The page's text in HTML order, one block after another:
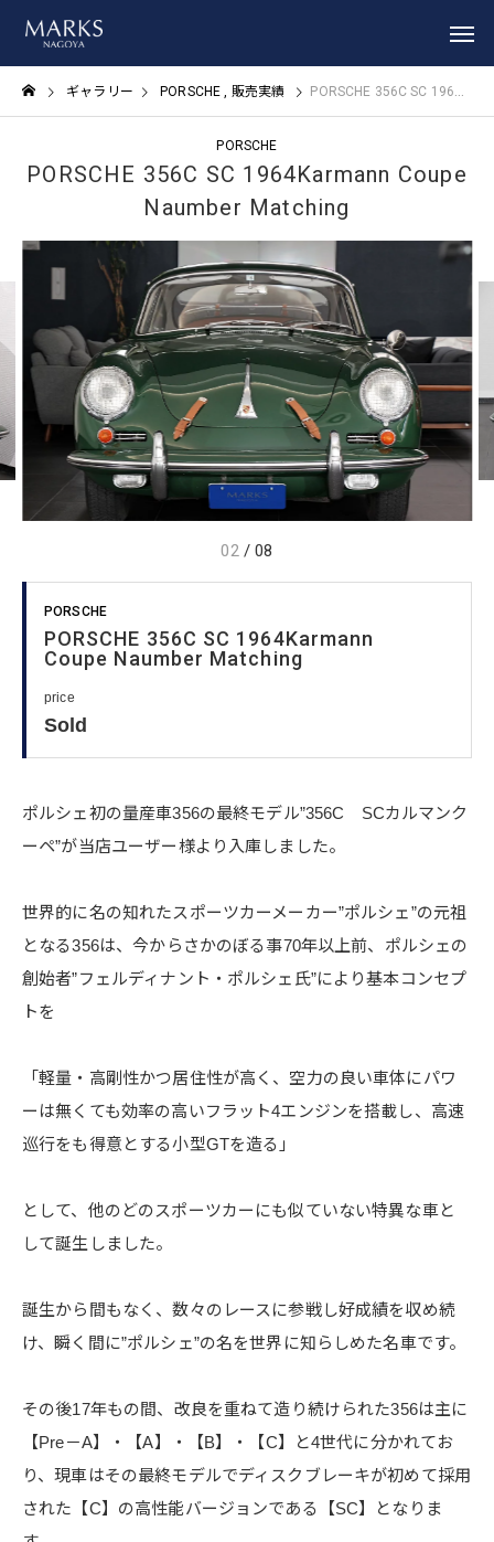
ギャラリー PORSCHE 販売実績 PORSCHE 356C SC​ 1964Karmann Coupe Naumber Matching
PORSCHE
PORSCHE 356C SC​ 1964Karmann Coupe
Naumber Matching
02/08
PORSCHE
PORSCHE 356C SC​ 1964Karmann
Coupe Naumber Matching
price
Sold
ポルシェ初の量産車356の最終モデル”356C SCカルマンク
ーペ”が当店ユーザー様より入庫しました。
世界的に名の知れたスポーツカーメーカー”ポルシェ”の元祖
となる356は、今からさかのぼる事70年以上前、ポルシェの
創始者”フェルディナント・ポルシェ氏”により基本コンセプ
トを
「軽量・高剛性かつ居住性が高く、空力の良い車体にパワ
ーは無くても効率の高いフラット4エンジンを搭載し、高速
巡行をも得意とする小型GTを造る」
として、他のどのスポーツカーにも似ていない特異な車と
して誕生しました。
誕生から間もなく、数々のレースに参戦し好成績を収め続
け、瞬く間に”ポルシェ”の名を世界に知らしめた名車です。
その後17年もの間、改良を重ねて造り続けられた356は主に
【Pre－A】・【A】・【B】・【C】と4世代に分かれてお
り、現車はその最終モデルでディスクブレーキが初めて採用
された【C】の高性能バージョンである【SC】となりま